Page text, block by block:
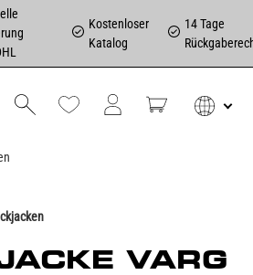
Kostenloser
Katalog
14 Tage
VARG